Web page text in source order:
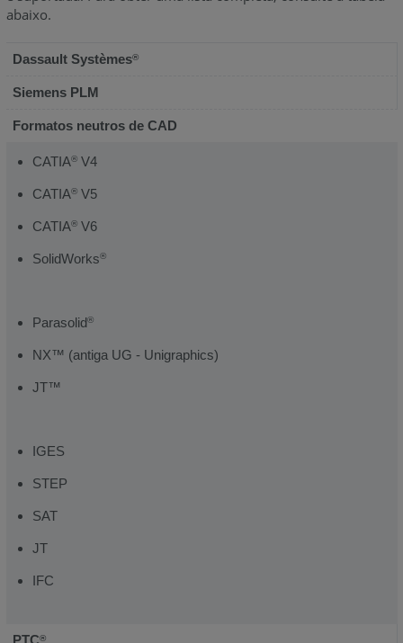
abaixo.
Dassault Systèmes®
Siemens PLM
Formatos neutros de CAD
CATIA® V4
CATIA® V5
CATIA® V6
SolidWorks®
Parasolid®
NX™ (antiga UG - Unigraphics)
JT™
IGES
STEP
SAT
JT
IFC
®